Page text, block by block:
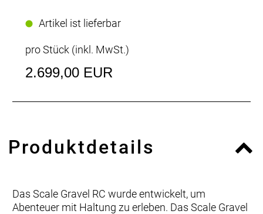
Artikel ist lieferbar
pro Stück (inkl. MwSt.)
2.699,00 EUR
Produktdetails
Das Scale Gravel RC wurde entwickelt, um
Abenteuer mit Haltung zu erleben. Das Scale Gravel